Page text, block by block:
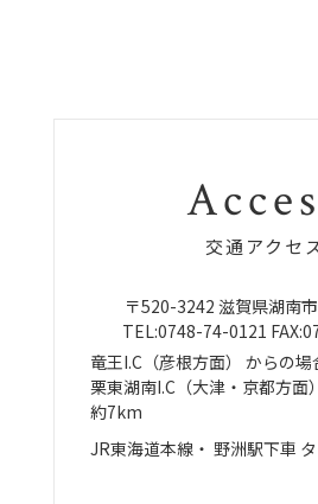
交通アクセ
〒520-3242 滋賀県湖南
TEL:0748-74-0121
竜王I.C（彦根方面） からの場
栗東湖南I.C（大津・京都方面）
約7km
JR東海道本線・ 野洲駅下車